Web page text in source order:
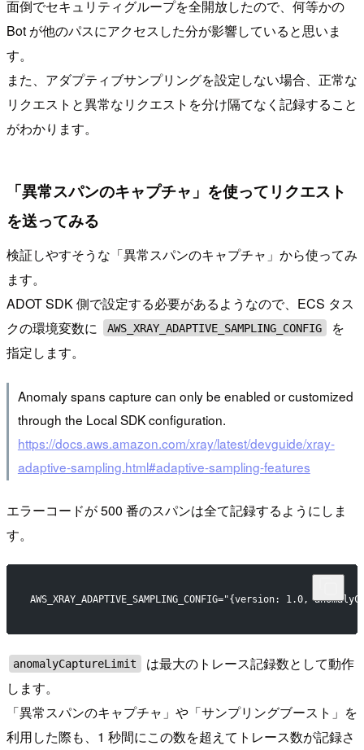
面倒でセキュリティグループを全開放したので、何等かの
Bot が他のパスにアクセスした分が影響していると思いま
す。
また、アダプティブサンプリングを設定しない場合、正常な
リクエストと異常なリクエストを分け隔てなく記録すること
がわかります。
「異常スパンのキャプチャ」を使ってリクエスト
を送ってみる
検証しやすそうな「異常スパンのキャプチャ」から使ってみ
ます。
ADOT SDK 側で設定する必要があるようなので、ECS タス
クの環境変数に
AWS_XRAY_ADAPTIVE_SAMPLING_CONFIG
を
指定します。
Anomaly spans capture can only be enabled or customized
through the Local SDK configuration.
https://docs.aws.amazon.com/xray/latest/devguide/xray-
adaptive-sampling.html#adaptive-sampling-features
エラーコードが 500 番のスパンは全て記録するようにしま
す。
AWS_XRAY_ADAPTIVE_SAMPLING_CONFIG="{version: 1.0,
anomalyCaptureLimit
は最大のトレース記録数として動作
します。
「異常スパンのキャプチャ」や「サンプリングブースト」を
利用した際も、1 秒間にこの数を超えてトレース数が記録さ